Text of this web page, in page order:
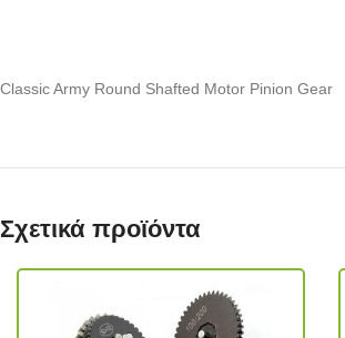
Classic Army Round Shafted Motor Pinion Gear
Σχετικά προϊόντα